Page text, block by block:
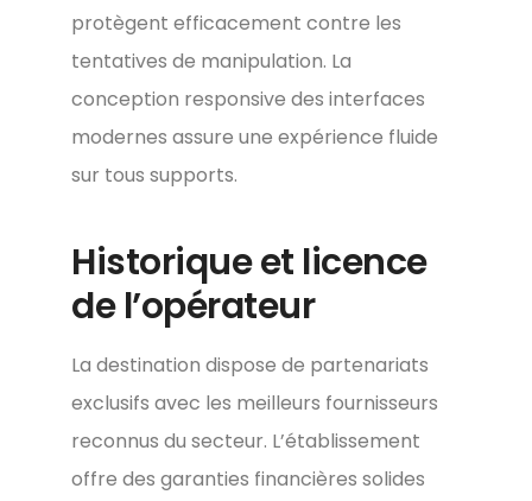
protègent efficacement contre les
tentatives de manipulation. La
conception responsive des interfaces
modernes assure une expérience fluide
sur tous supports.
Historique et licence
de l’opérateur
La destination dispose de partenariats
exclusifs avec les meilleurs fournisseurs
reconnus du secteur. L’établissement
offre des garanties financières solides